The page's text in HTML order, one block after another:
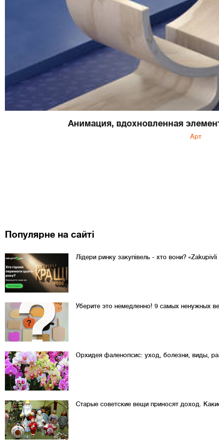
Анимация, вдохновленная
Арт
Популярне на сайті
Лідери ринку закупівель - хто вони?
Уберите это немедленно! 9 самых ненужных
Орхидея фаленопсис: уход, болезни, виды,
Старые советские вещи приносят доход.